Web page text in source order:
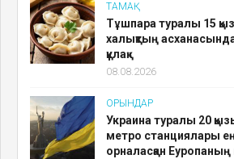
ТАМАҚ
Тұшпара туралы 15
халықтың
құлақ»
08.08.2026
ОРЫНДАР
Украина туралы 20
метро станциялары
орналасқан Еуропаның